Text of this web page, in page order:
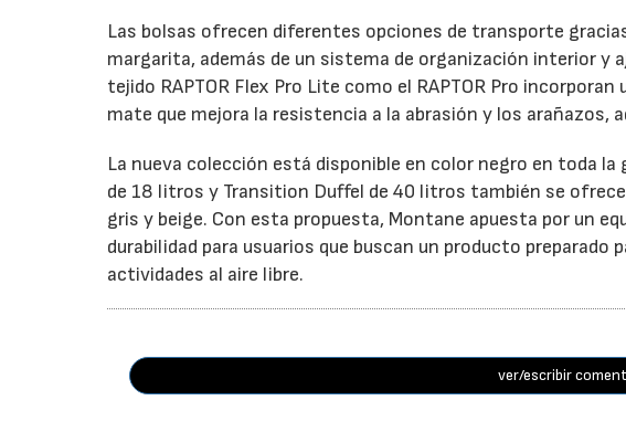
Las bolsas ofrecen diferentes opciones de transporte
margarita, además de un sistema de organización interior y
tejido RAPTOR Flex Pro Lite como el RAPTOR Pro
mate que mejora la resistencia a la abrasión y los arañazos,
La nueva colección está disponible en color negro en toda
de 18 litros y Transition Duffel de 40 litros también se
gris y beige. Con esta propuesta, Montane apuesta por un
durabilidad para usuarios que buscan un producto
actividades al aire libre.
ver/escribir